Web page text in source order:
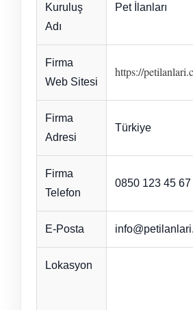
Kuruluş
Adı
Pet İlanları
Firma
Web Sitesi
https://
Firma
Adresi
Türkiye
Firma
Telefon
0850 123 45 67
E-Posta
Lokasyon